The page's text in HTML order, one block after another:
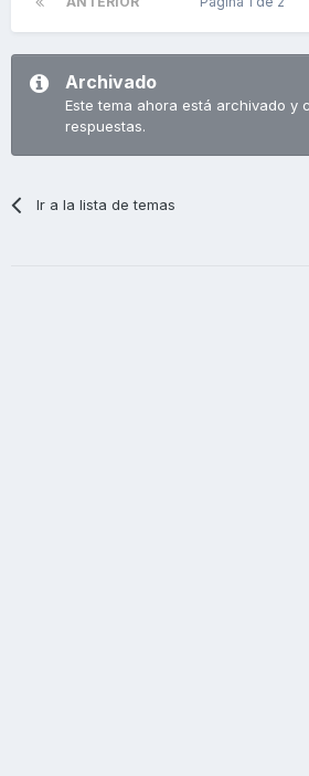
Archivado
Este tema ahora está archivado y
respuestas.
Ir a la lista de temas